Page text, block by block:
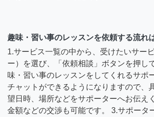
趣味・習い事のレッスンを依頼する流れ
1.サービス一覧の中から、受けたいサー
ー）を選び、「依頼相談」ボタンを押し
味・習い事のレッスンをしてくれるサポ
チャットができるようになりますので、
望日時、場所などをサポーターへお伝え
金額などの交渉も可能です。 3.サポータ